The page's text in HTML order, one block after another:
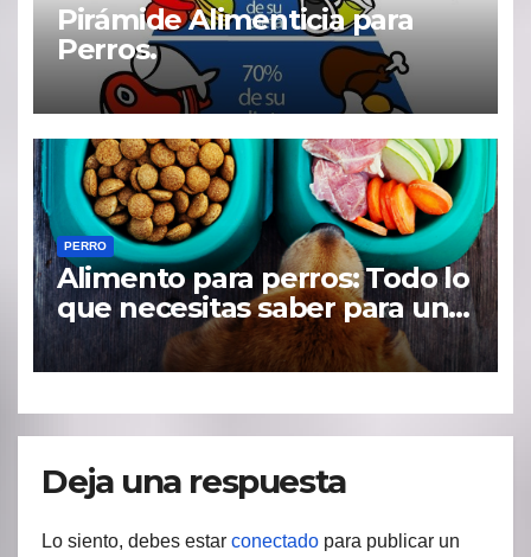
Pirámide Alimenticia para
Perros.
PERRO
Alimento para perros: Todo lo
que necesitas saber para una
dieta saludable
Deja una respuesta
Lo siento, debes estar conectado para publicar un